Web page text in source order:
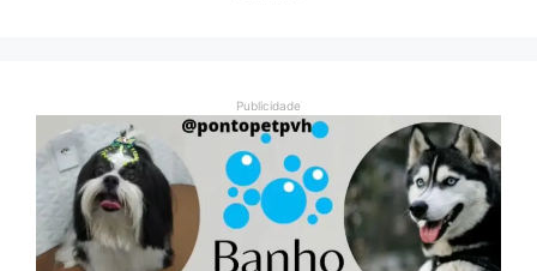
Publicidade